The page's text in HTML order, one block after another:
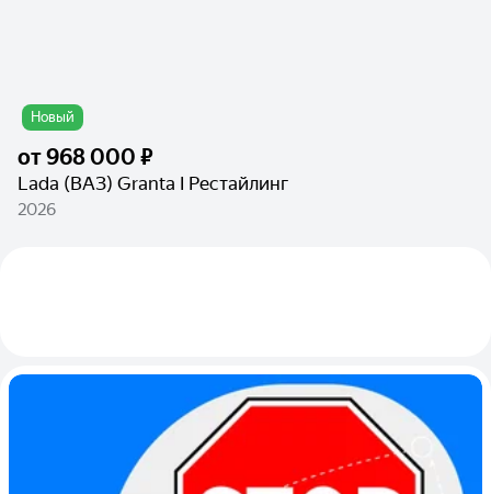
Новый
от968 000 ₽
Lada (ВАЗ) Granta I Рестайлинг
2026